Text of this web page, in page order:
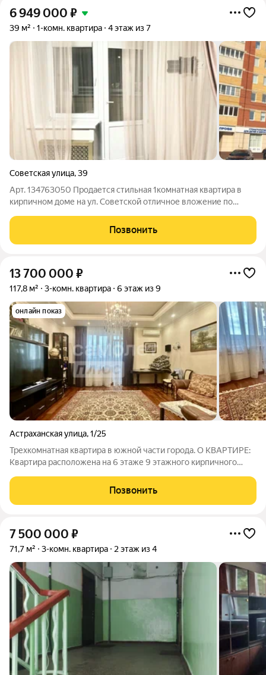
6 949 000 ₽
39 м² 1-комн. квартира 4 этаж из 7
Советская улица,39
Арт. 134763050 Продается стильная 1комнатная квартира в
кирпичном доме на ул. Советской отличное вложение по
площадью 39 м с евроремонтом, готовая к заселению или
сдаче в аренду. Прямая
Позвонить
13 700 000 ₽
117,8 м² 3-комн. квартира 6 этаж из 9
онлайн показ
Астраханская улица,1/25
Трехкомнатная квартира в южной части города. О КВАРТИРЕ:
Кваpтира pаcположена нa 6 этaже 9 этажного кирпичного
Тамбур на 3 квартиры, хорошая входная дверь. Квартира
встречает большим
Позвонить
7 500 000 ₽
71,7 м² 3-комн. квартира 2 этаж из 4